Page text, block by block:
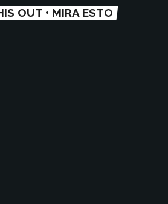
OUT • MIRA ESTO